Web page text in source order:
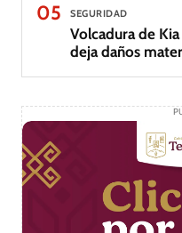
05 SEGURIDAD
Volcadura de
deja daños